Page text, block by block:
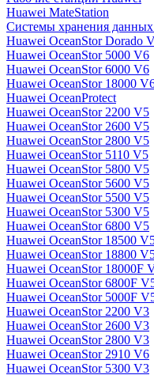
Huawei MateStation
Системы хранения
Huawei OceanStor Dorado
Huawei OceanStor 5000 V6
Huawei OceanStor 6000 V6
Huawei OceanStor 18000
Huawei OceanProtect
Huawei OceanStor 2200 V5
Huawei OceanStor 2600 V5
Huawei OceanStor 2800 V5
Huawei OceanStor 5110 V5
Huawei OceanStor 5800 V5
Huawei OceanStor 5600 V5
Huawei OceanStor 5500 V5
Huawei OceanStor 5300 V5
Huawei OceanStor 6800 V5
Huawei OceanStor 18500
Huawei OceanStor 18800
Huawei OceanStor 18000F
Huawei OceanStor 6800F
Huawei OceanStor 5000F
Huawei OceanStor 2200 V3
Huawei OceanStor 2600 V3
Huawei OceanStor 2800 V3
Huawei OceanStor 2910 V6
Huawei OceanStor 5300 V3